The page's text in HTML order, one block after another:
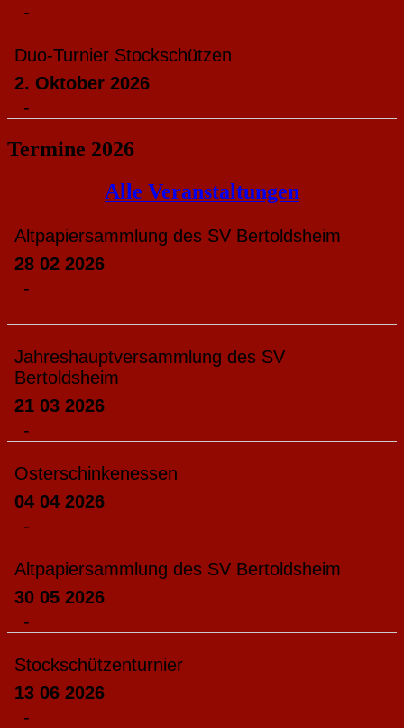
-
Duo-Turnier Stockschützen
2. Oktober 2026
-
Termine 2026
Alle Veranstaltungen
Altpapiersammlung des SV Bertoldsheim
28 02 2026
-
Jahreshauptversammlung des SV
Bertoldsheim
21 03 2026
-
Osterschinkenessen
04 04 2026
-
Altpapiersammlung des SV Bertoldsheim
30 05 2026
-
Stockschützenturnier
13 06 2026
-